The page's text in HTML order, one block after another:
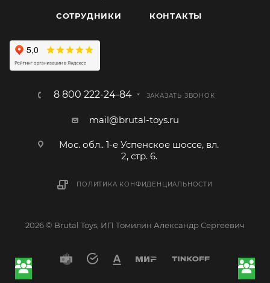
CОТРУДНИКИ КОНТАКТЫ
8 800 222-24-84 ЗАКАЗАТЬ ЗВОНОК
mail@brutal-toys.ru
Мос. обл.. 1-е Успенское шоссе, вл.
2, стр. 6.
ПОЛИТИКА КОНФИДЕНЦИАЛЬНОСТИ
2026 © Brutal Toys, ИП Томилин Александр Сергеевич